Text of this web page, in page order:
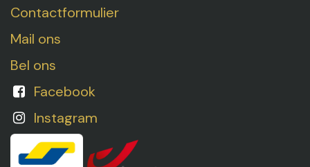
Contactformulier
Mail ons
Bel ons
Facebook
Instagram